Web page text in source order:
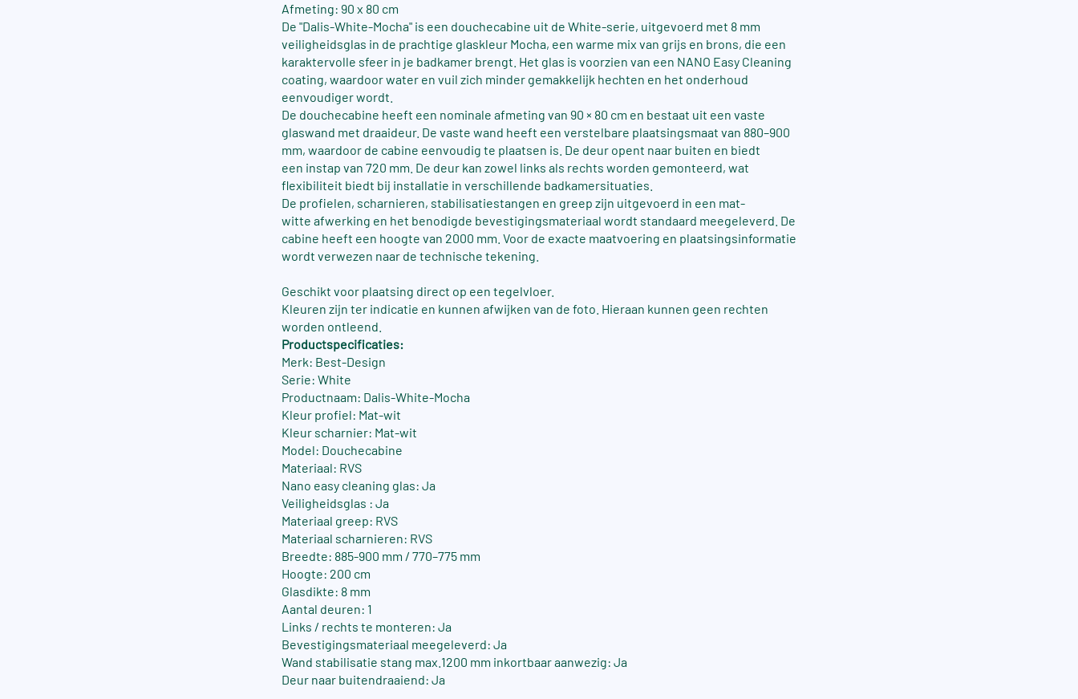
Afmeting: 90 x 80 cm
De "Dalis-White-Mocha" is een douchecabine uit de White-serie, uitgevoerd met 8 mm
veiligheidsglas in de prachtige glaskleur Mocha, een warme mix van grijs en brons, die een
karaktervolle sfeer in je badkamer brengt. Het glas is voorzien van een NANO Easy Cleaning
coating, waardoor water en vuil zich minder gemakkelijk hechten en het onderhoud
eenvoudiger wordt.
De douchecabine heeft een nominale afmeting van 90 × 80 cm en bestaat uit een vaste
glaswand met draaideur. De vaste wand heeft een verstelbare plaatsingsmaat van 880–900
mm, waardoor de cabine eenvoudig te plaatsen is. De deur opent naar buiten en biedt
een instap van 720 mm. De deur kan zowel links als rechts worden gemonteerd, wat
flexibiliteit biedt bij installatie in verschillende badkamersituaties.
De profielen, scharnieren, stabilisatiestangen en greep zijn uitgevoerd in een mat-
witte afwerking en het benodigde bevestigingsmateriaal wordt standaard meegeleverd. De
cabine heeft een hoogte van 2000 mm. Voor de exacte maatvoering en plaatsingsinformatie
wordt verwezen naar de technische tekening.
Geschikt voor plaatsing direct op een tegelvloer.
Kleuren zijn ter indicatie en kunnen afwijken van de foto. Hieraan kunnen geen rechten
worden ontleend.
Productspecificaties:
Merk: Best-Design
Serie: White
Productnaam: Dalis-White-Mocha
Kleur profiel: Mat-wit
Kleur scharnier: Mat-wit
Model: Douchecabine
Materiaal: RVS
Nano easy cleaning glas: Ja
Veiligheidsglas : Ja
Materiaal greep: RVS
Materiaal scharnieren: RVS
Breedte: 885-900 mm / 770–775 mm
Hoogte: 200 cm
Glasdikte: 8 mm
Aantal deuren: 1
Links / rechts te monteren: Ja
Bevestigingsmateriaal meegeleverd: Ja
Wand stabilisatie stang max.1200 mm inkortbaar aanwezig: Ja
Deur naar buitendraaiend: Ja